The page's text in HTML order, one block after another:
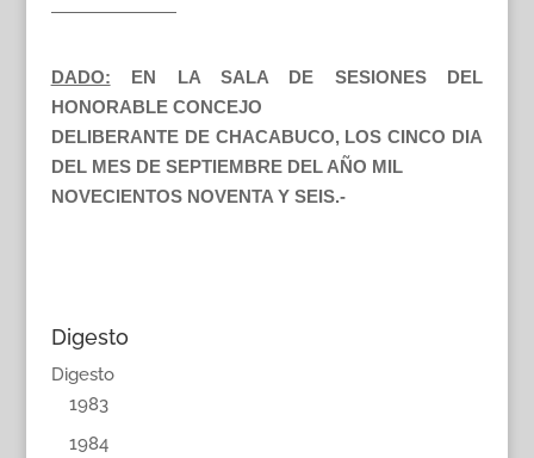
———————
DADO:
EN LA SALA DE SESIONES DEL
HONORABLE CONCEJO
DELIBERANTE DE CHACABUCO, LOS CINCO DIA
DEL MES DE SEPTIEMBRE DEL AÑO MIL
NOVECIENTOS NOVENTA Y SEIS.-
Digesto
Digesto
1983
1984